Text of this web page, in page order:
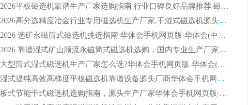
2026平板磁选机靠谱生产厂家选购指南 行业口碑良好品牌推荐 磁电领域实力强者
2026高分选精度冶金行业专用磁选机生产厂家,干湿式磁选机源头供应商推荐
2026 选矿永磁筒式磁选机挑选指南 华体会手机网页版-华体会(中国) 推荐品牌行业口碑佳实力突出
2026 靠谱湿式矿山顺流永磁筒式磁选机选购，国内专业生产厂家华体会手机网页版-华体会(中国) 综合实力出众
大型筒式湿式磁选机生产厂家怎么选?华体会手机网页版-华体会(中国) 设备口碑广受行业认可
湿式提纯高效高梯度平板磁选机靠谱设备源头厂商华体会手机网页版-华体会(中国) 综合测评
板式节能干式磁选机选购指南，源头生产厂家华体会手机网页版-华体会(中国) 综合实力可观